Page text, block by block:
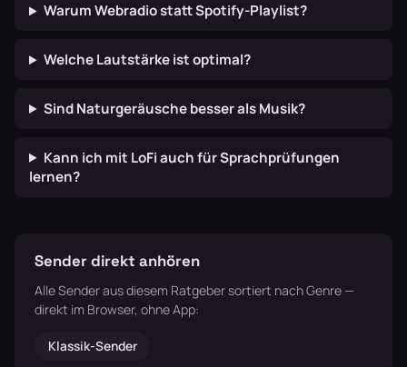
Warum Webradio statt Spotify-Playlist?
Welche Lautstärke ist optimal?
Sind Naturgeräusche besser als Musik?
Kann ich mit LoFi auch für Sprachprüfungen
lernen?
Sender direkt anhören
Alle Sender aus diesem Ratgeber sortiert nach Genre —
direkt im Browser, ohne App:
Klassik-Sender